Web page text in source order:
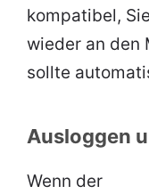
kompatibel,
wieder an den
sollte
Ausloggen
Wenn der